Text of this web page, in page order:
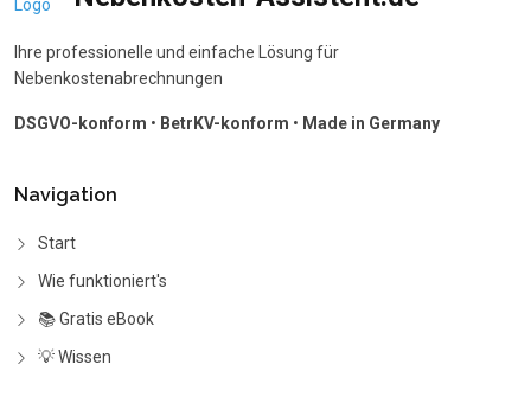
Ihre professionelle und einfache Lösung für
Nebenkostenabrechnungen
DSGVO-konform • BetrKV-konform • Made in Germany
Navigation
Start
Wie funktioniert's
📚 Gratis eBook
💡 Wissen